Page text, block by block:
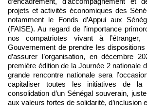
projets et activités économiques des
notamment le Fonds d’Appui aux
(FAISE). Au regard de l’importance
nos compatriotes vivant à
Gouvernement de prendre les
d’assurer l’organisation, en décembre
première édition de la Journée 2 nationale
grande rencontre nationale sera
capitaliser toutes les initiatives de la
consolidation d’un Sénégal souverain,
aux valeurs fortes de solidarité, d’inclusion